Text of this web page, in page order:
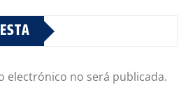
electrónico no será publicada.